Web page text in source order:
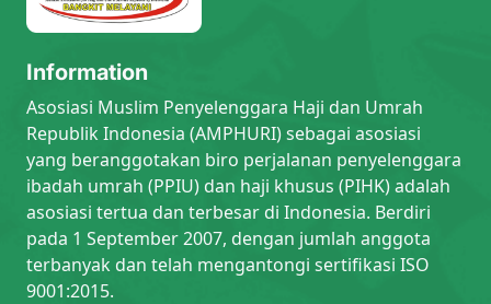
Information
Asosiasi Muslim Penyelenggara Haji dan Umrah
Republik Indonesia (AMPHURI) sebagai asosiasi
yang beranggotakan biro perjalanan penyelenggara
ibadah umrah (PPIU) dan haji khusus (PIHK) adalah
asosiasi tertua dan terbesar di Indonesia. Berdiri
pada 1 September 2007, dengan jumlah anggota
terbanyak dan telah mengantongi sertifikasi ISO
9001:2015.